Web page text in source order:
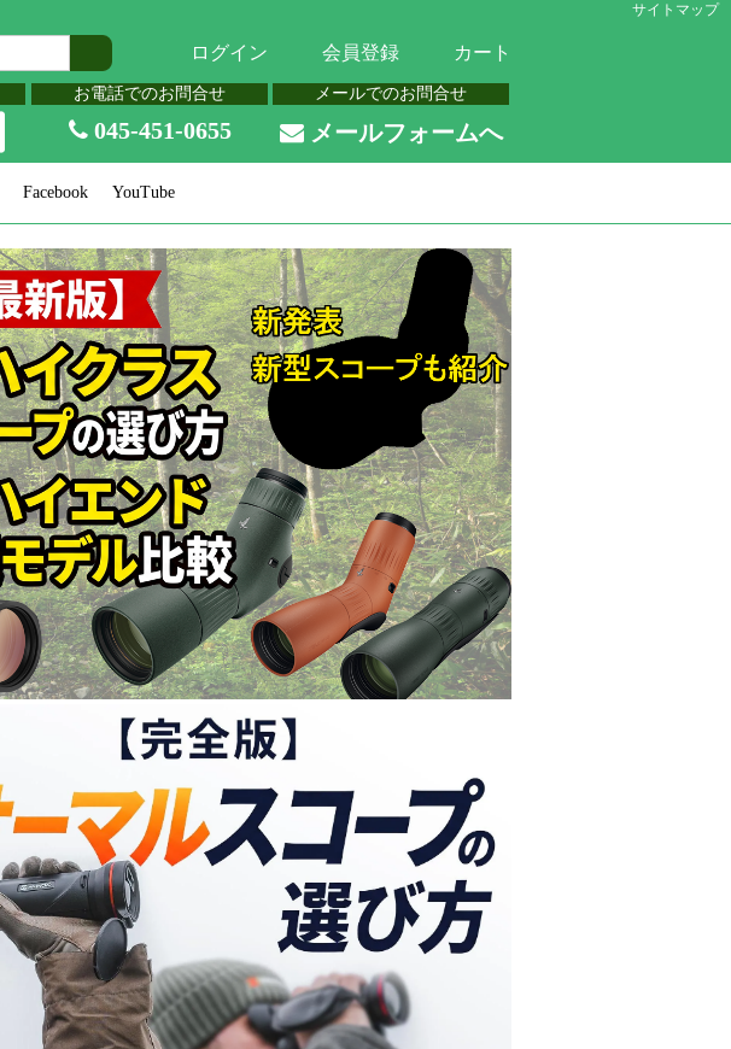
サイトマップ
カート
会員登録
ログイン
メールでのお問合せ
メールフォームへ
お電話でのお問合せ
045-451-0655
Facebook YouTube